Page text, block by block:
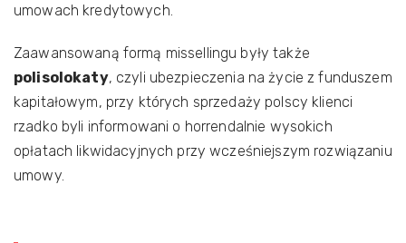
umowach kredytowych.
Zaawansowaną formą missellingu były także
polisolokaty, czyli ubezpieczenia na życie z funduszem
kapitałowym, przy których sprzedaży polscy klienci
rzadko byli informowani o horrendalnie wysokich
opłatach likwidacyjnych przy wcześniejszym rozwiązaniu
umowy.